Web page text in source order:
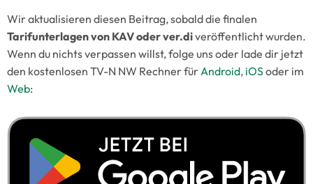
Wir aktualisieren diesen Beitrag, sobald die finalen
Tarifunterlagen von KAV oder ver.diveröffentlicht wurden.
Wenn du nichts verpassen willst, folge uns oder lade dir jetzt
den kostenlosen TV-N NW Rechner fürAndroid, iOSoder im
Web: